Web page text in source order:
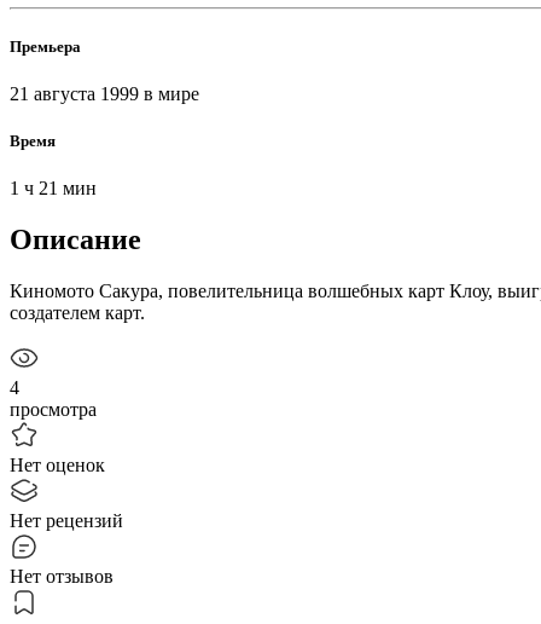
Премьера
21 августа 1999 в мире
Время
1 ч 21 мин
Описание
Киномото Сакура, повелительница волшебных карт Клоу,
создателем карт.
4
просмотра
Нет оценок
Нет рецензий
Нет отзывов